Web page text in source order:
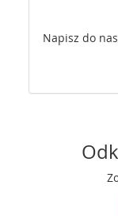
Napisz do